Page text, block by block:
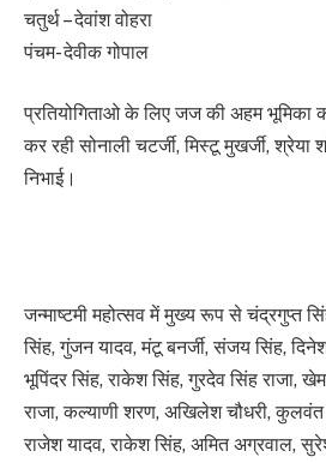
चतुर्थ – देवांश वोहरा
पंचम- देवीक गोपाल
प्रतियोगिताओ के लिए जज की अहम भूमिका
कर रही सोनाली चटर्जी, मिस्टू मुखर्जी, श्रेया
निभाई।
जन्माष्टमी महोत्सव में मुख्य रूप से चंद्रगुप्त
सिंह, गुंजन यादव, मंटू बनर्जी, संजय सिंह,
भूपिंदर सिंह, राकेश सिंह, गुरदेव सिंह राजा,
राजा, कल्याणी शरण, अखिलेश चौधरी, कुलवंत
राजेश यादव, राकेश सिंह, अमित अग्रवाल,